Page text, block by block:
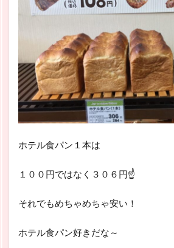
ホテル食パン１本は
１００円ではなく３０６円☝
それでもめちゃめちゃ安い！
ホテル食パン好きだな～